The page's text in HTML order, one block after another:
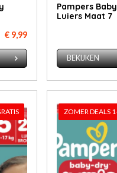
€ 9,99
Pampers
Luiers Maat 7
BEKIJKEN
ZOMER DEALS